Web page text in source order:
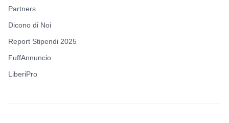
Partners
Dicono di Noi
Report Stipendi 2025
FuffAnnuncio
LiberiPro